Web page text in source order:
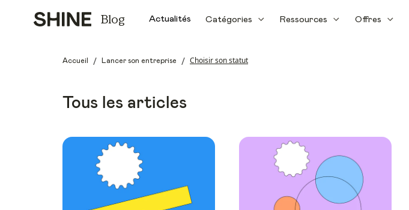
Blog Actualités Catégories Ressources Offres
Accueil / Lancer son entreprise / Choisir son statut
Tous les articles